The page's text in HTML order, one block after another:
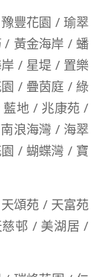
豐花園 / 瑜翠
/ 黃金海岸 / 蟠
/ 星堤 / 置樂
/ 疊茵庭 / 綠
地 / 兆康苑 /
浪海灣 / 海翠
/ 蝴蝶灣 / 寶
頌苑 / 天富苑
邨 / 美湖居 /